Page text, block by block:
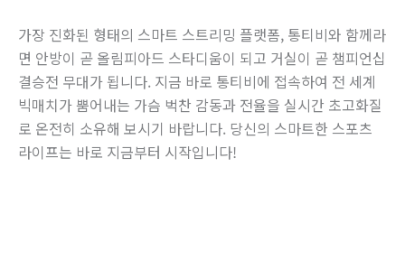
가장 진화된 형태의 스마트 스트리밍 플랫폼, 통티비와 함께라
면 안방이 곧 올림피아드 스타디움이 되고 거실이 곧 챔피언십
결승전 무대가 됩니다. 지금 바로 통티비에 접속하여 전 세계
빅매치가 뿜어내는 가슴 벅찬 감동과 전율을 실시간 초고화질
로 온전히 소유해 보시기 바랍니다. 당신의 스마트한 스포츠
라이프는 바로 지금부터 시작입니다!